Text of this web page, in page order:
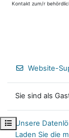
Kursindex öffnen
Kontakt zum/r
Website-
Sie sind als
Unsere
Laden Sie die